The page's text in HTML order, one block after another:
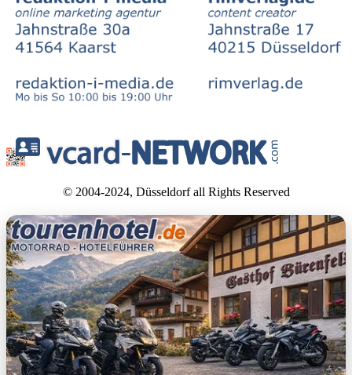
© 2004-2024, Düsseldorf all Rights Reserved